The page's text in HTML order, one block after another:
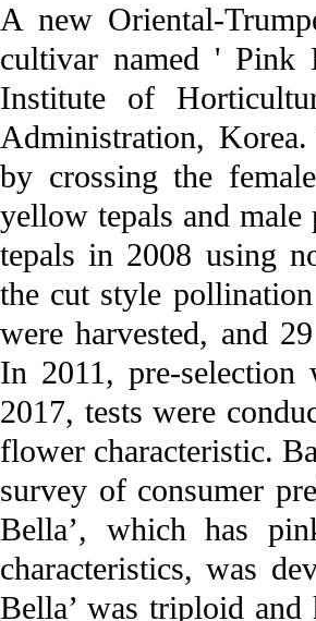
A new Oriental-
cultivar named ' Pink
Institute of
Administration,
by crossing the
yellow tepals and
tepals in 2008 using
the cut style
were harvested, and
In 2011, pre-
2017, tests were
flower characteristic.
survey of consumer
Bella’, which has
characteristics, was
Bella’ was triploid